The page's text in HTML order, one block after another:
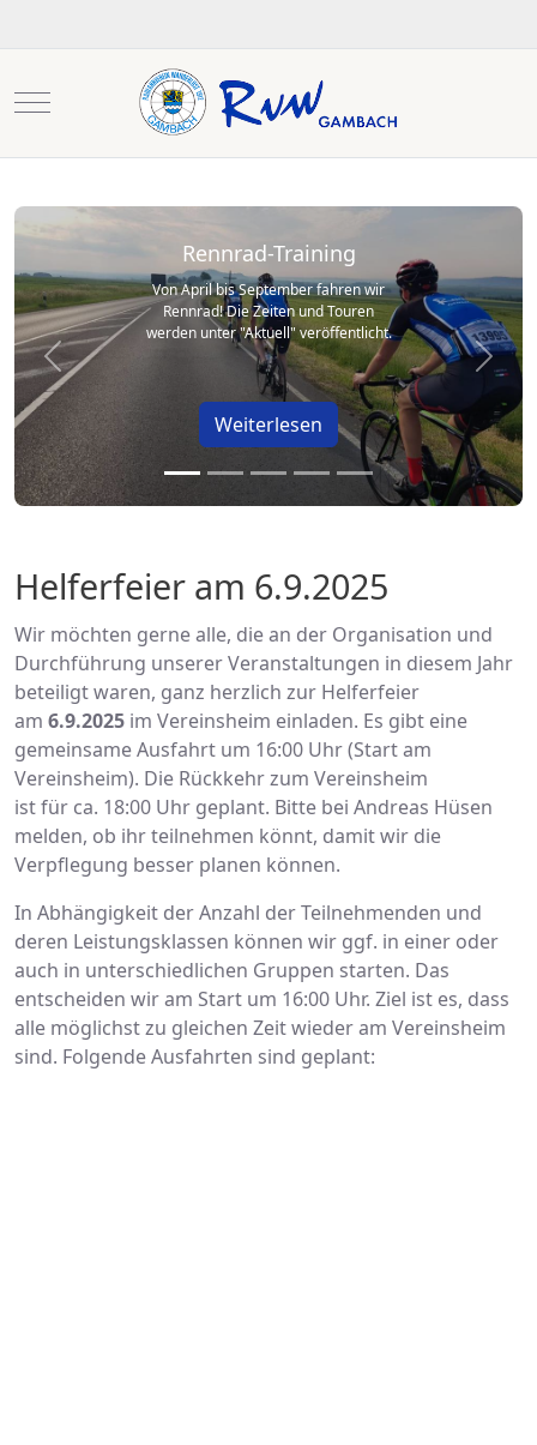
Mobile Menu Toggle
Rennrad-Training
Von April bis September fahren wir
Rennrad! Die Zeiten und Touren
werden unter "Aktuell" veröffentlicht.
Weiterlesen
Previous Next
Helferfeier am 6.9.2025
Wir möchten gerne alle, die an der Organisation und
Durchführung unserer Veranstaltungen in diesem Jahr
beteiligt waren, ganz herzlich zur Helferfeier
am 6.9.2025 im Vereinsheim einladen. Es gibt eine
gemeinsame Ausfahrt um 16:00 Uhr (Start am
Vereinsheim). Die Rückkehr zum Vereinsheim
ist für ca. 18:00 Uhr geplant. Bitte bei Andreas Hüsen
melden, ob ihr teilnehmen könnt, damit wir die
Verpflegung besser planen können.
In Abhängigkeit der Anzahl der Teilnehmenden und
deren Leistungsklassen können wir ggf. in einer oder
auch in unterschiedlichen Gruppen starten. Das
entscheiden wir am Start um 16:00 Uhr. Ziel ist es, dass
alle möglichst zu gleichen Zeit wieder am Vereinsheim
sind. Folgende Ausfahrten sind geplant: